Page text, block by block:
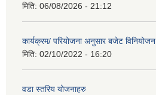
मिति: 06/08/2026 - 21:12
कार्यक्रम/ परियोजना अनुसार बजेट विनियोजन
मिति: 02/10/2022 - 16:20
वडा स्तरिय योजनाहरु